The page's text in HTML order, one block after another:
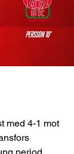
med 4-1 mot